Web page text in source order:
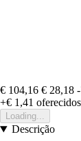
€ 104,16 € 28,18
+€ 1,41
Loading...
Descrição